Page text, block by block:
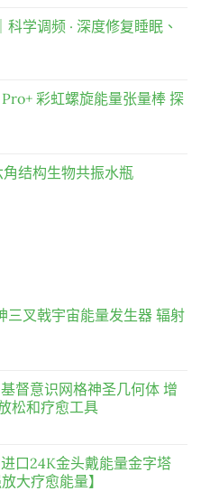
学调频 · 深度修复睡眠、
彩虹螺旋能量张量棒 探
结构生物共振水瓶
三叉戟宇宙能量发生器 辐射
督意识网格神圣几何体 增
松和疗愈工具
口24K金头戴能量金字塔
大疗愈能量】